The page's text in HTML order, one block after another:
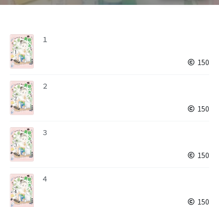
１
150
２
150
３
150
４
150